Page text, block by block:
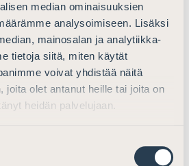
median ominaisuuksien
analysoimiseen. Lisäksi
mainosalan ja analytiikka-
tietoja siitä, miten käytät
voivat yhdistää näitä
joita olet antanut heille tai joita on
heidän palvelujaan.
keinoon liittyen:
että mainittu keino on
sen toteutus vaatii
ja riittävästi resursseja.
vaikuttaviin asenteisiin ja
syihin.